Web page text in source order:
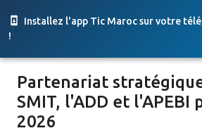
Installez l'app Tic Maroc sur votre
!
Accéder au contenu
Partenariat
SMIT, l'ADD et l'APEBI
2026